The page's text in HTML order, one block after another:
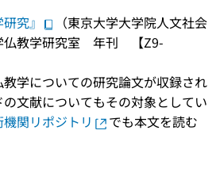
究』
（東京大学大学院人文社会
仏教学研究室 年刊 【Z9-
学についての研究論文が収録され
文献についてもその対象としてい
関リポジトリ
でも本文を読む